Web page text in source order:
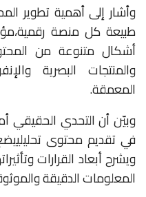
وأشار إلى أهمية تطوير
طبيعة كل منصة رقمية،
أشكال متنوعة من
والمنتجات البصرية
المعمقة.
وبيّنأنالتحدي الحقيقي
في تقديم محتوى تحليلي
ويشرحأبعاد القرارات
المعلوماتالدقيقة